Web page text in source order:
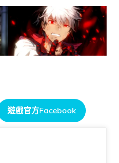
遊戲官方Facebook